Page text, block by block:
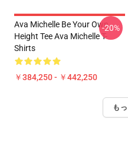
Ava Michelle Be Your Own
Height Tee Ava Michelle T-
Shirts
￥384,250 - ￥442,250
-20%
も